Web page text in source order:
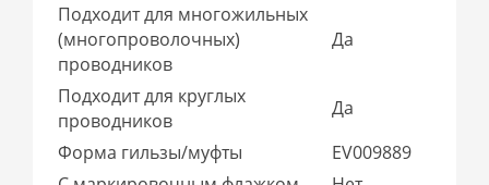
Подходит для многожильных
(многопроволочных)
проводников
Да
Подходит для круглых
проводников
Да
Форма гильзы/муфты
EV009889